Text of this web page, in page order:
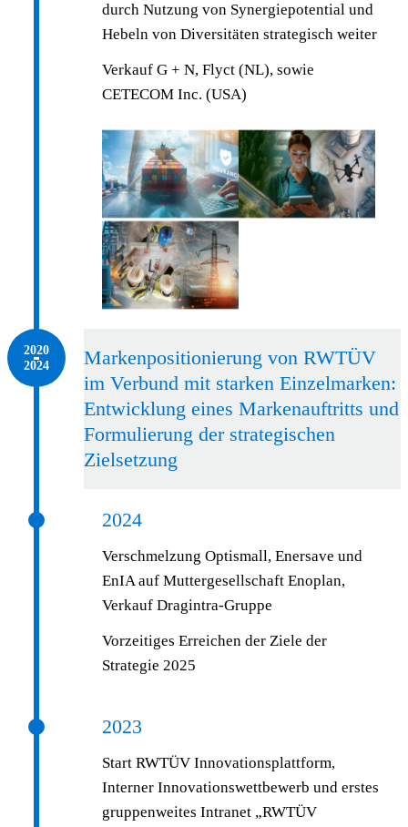
durch Nutzung von Synergiepotential und
Hebeln von Diversitäten strategisch weiter
Verkauf G + N, Flyct (NL), sowie
CETECOM Inc. (USA)
2020 – 2024
2020
2024
Markenpositionierung von RWTÜV
im Verbund mit starken Einzelmarken:
Entwicklung eines Markenauftritts und
Formulierung der strategischen
Zielsetzung
2024
Verschmelzung Optismall, Enersave und
EnIA auf Muttergesellschaft Enoplan,
Verkauf Dragintra-Gruppe
Vorzeitiges Erreichen der Ziele der
Strategie 2025
2023
Start RWTÜV Innovationsplattform,
Interner Innovationswettbewerb und erstes
gruppenweites Intranet „RWTÜV